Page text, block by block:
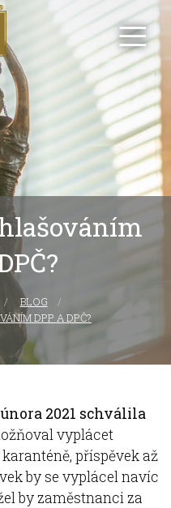
CURRENT:
BLOG
DPP A DPČ?
2021 schválila
vyplácet
příspěvek až
by se vyplácel navíc
by zaměstnanci za